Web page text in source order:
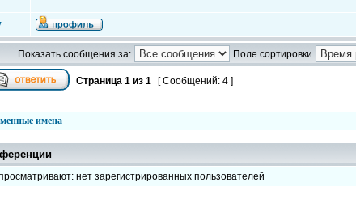
Показать сообщения за: Поле сортировки
Страница 1 из 1 [ Сообщений: 4 ]
имена
нет зарегистрированных пользователей